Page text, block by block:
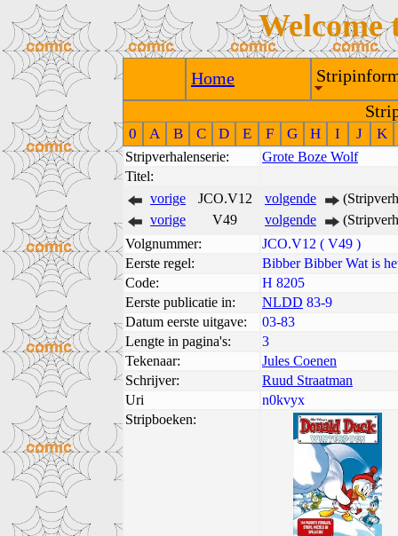
Welcome
Home
0 A B C D E F G H I J K
Stripverhalenserie:
Grote Boze Wolf
Titel:
vorige
JCO.V12 volgende
vorige
V49 volgende
Volgnummer:
JCO.V12 ( V49 )
Eerste regel:
Bibber Bibber Wat is
Code:
H 8205
Eerste publicatie in:
NLDD 83-9
Datum eerste uitgave:
03-83
Lengte in pagina's:
3
Tekenaar:
Jules Coenen
Schrijver:
Ruud Straatman
Uri
n0kvyx
Stripboeken: